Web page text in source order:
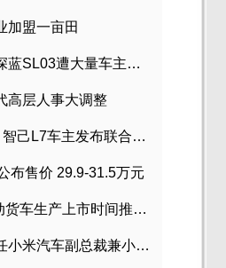
加盟一亩田
无法按时提车！！长安深蓝SL03遭大量车主投诉
高层人事大调整
权益“缩水”、虚假宣传？智己L7车主发布联合维权声明
布售价 29.9-31.5万元
特斯拉将Cybertruck电动货车生产上市时间推迟到2023年初
小米集团任命于立国担任小米汽车副总裁兼小米汽车北京总部政委